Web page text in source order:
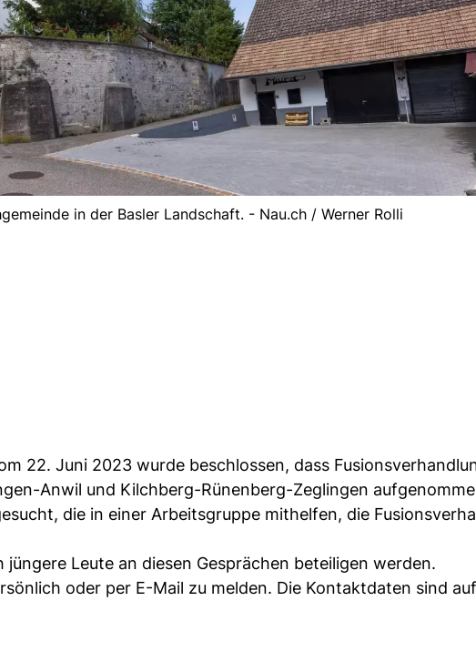
in der Basler Landschaft. - Nau.ch / Werner Rolli
22. Juni 2023 wurde beschlossen, dass
Anwil und Kilchberg-Rünenberg-Zeglingen
die in einer Arbeitsgruppe mithelfen, die
Leute an diesen Gesprächen beteiligen werden.
oder per E-Mail zu melden. Die Kontaktdaten sind